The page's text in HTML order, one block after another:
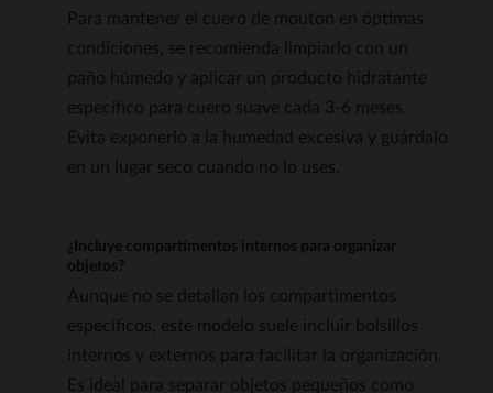
Para mantener el cuero de mouton en óptimas
condiciones, se recomienda limpiarlo con un
paño húmedo y aplicar un producto hidratante
específico para cuero suave cada 3-6 meses.
Evita exponerlo a la humedad excesiva y guárdalo
en un lugar seco cuando no lo uses.
¿Incluye compartimentos internos para organizar
objetos?
Aunque no se detallan los compartimentos
específicos, este modelo suele incluir bolsillos
internos y externos para facilitar la organización.
Es ideal para separar objetos pequeños como